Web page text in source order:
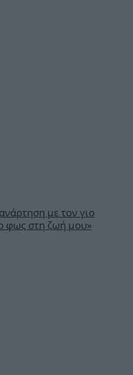
με τον γιο
φως στη ζωή μου»